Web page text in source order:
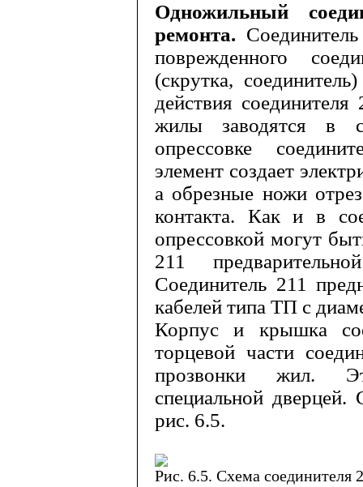
Одножильный
ремонта.
поврежденного
(скрутка,
действия
жи­лы заводятся в
опрессовке
элемент создает
а обрезные ножи
контакта. Как и в
опрессовкой могут
211
Соединитель 211
кабелей типа ТП с
Корпус и крышка
торцевой части
прозвонки жил.
специальной дверцей.
рис. 6.5.
Рис. 6.5. Схема соединителя